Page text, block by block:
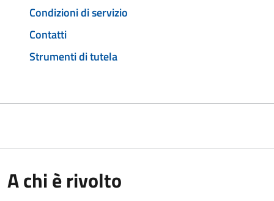
Condizioni di servizio
Contatti
Strumenti di tutela
A chi è rivolto